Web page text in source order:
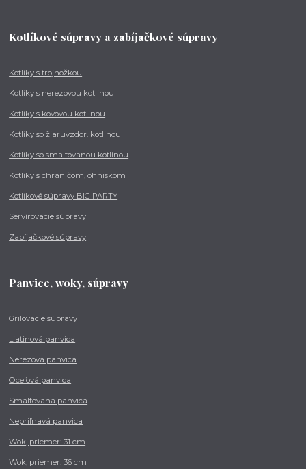
Kotlíkové súpravy a zabíjačkové súpravy
Kotlíky s trojnožkou
Kotlíky s nerezovou kotlinou
Kotlíky s kovovou kotlinou
Kotlíky so žiaruvzdor. kotlinou
Kotlíky so smaltovanou kotlinou
Kotlíky s chráničom, ohniskom
Kotlíkové súpravy BIG PARTY
Servírovacie súpravy
Zabíjačkové súpravy
Panvice, woky, súpravy
Grilovacie súpravy
Liatinová panvica
Nerezová panvica
Oceľová panvica
Smaltovaná panvica
Nepriľnavá panvica
Wok, priemer: 31 cm
Wok, priemer: 36 cm